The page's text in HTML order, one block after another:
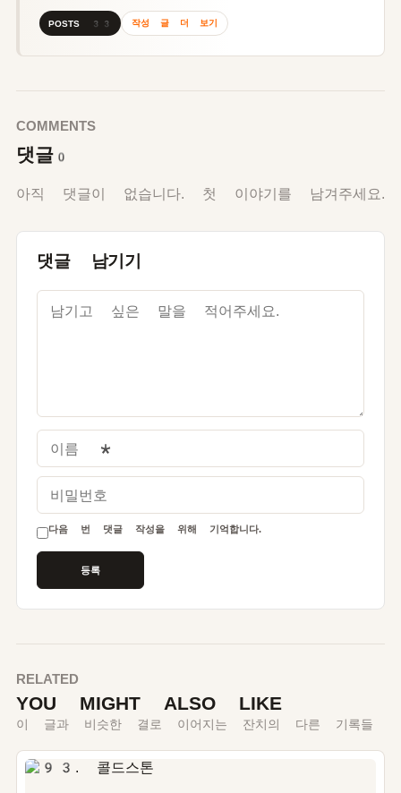
POSTS 33 작성 글 더 보기
COMMENTS
댓글 0
아직 댓글이 없습니다. 첫 이야기를 남겨주세요.
댓글 남기기
이름
비밀번호
다음 번 댓글 작성을 위해 기억합니다.
RELATED
YOU MIGHT ALSO LIKE
이 글과 비슷한 결로 이어지는 잔치의 다른 기록들